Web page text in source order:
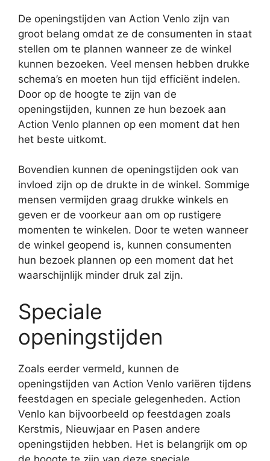
De openingstijden van Action Venlo zijn van
groot belang omdat ze de consumenten in staat
stellen om te plannen wanneer ze de winkel
kunnen bezoeken. Veel mensen hebben drukke
schema’s en moeten hun tijd efficiënt indelen.
Door op de hoogte te zijn van de
openingstijden, kunnen ze hun bezoek aan
Action Venlo plannen op een moment dat hen
het beste uitkomt.
Bovendien kunnen de openingstijden ook van
invloed zijn op de drukte in de winkel. Sommige
mensen vermijden graag drukke winkels en
geven er de voorkeur aan om op rustigere
momenten te winkelen. Door te weten wanneer
de winkel geopend is, kunnen consumenten
hun bezoek plannen op een moment dat het
waarschijnlijk minder druk zal zijn.
Speciale
openingstijden
Zoals eerder vermeld, kunnen de
openingstijden van Action Venlo variëren tijdens
feestdagen en speciale gelegenheden. Action
Venlo kan bijvoorbeeld op feestdagen zoals
Kerstmis, Nieuwjaar en Pasen andere
openingstijden hebben. Het is belangrijk om op